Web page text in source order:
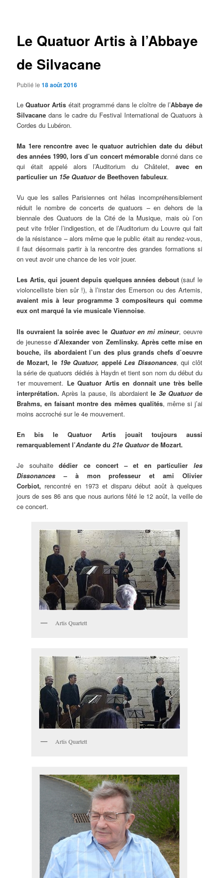
Le Quatuor Artis à l’Abbaye
de Silvacane
Publié le18 août 2016
LeQuatuor Artis était programmé dans le cloître de l’Abbaye de
Silvacane dans le cadre du Festival International de Quatuors à
Cordes du Lubéron.
Ma 1ere rencontre avec le quatuor autrichien date du début
des années 1990, lors d’un concert mémorable donné dans ce
qui était appelé alors l’Auditorium du Châtelet, avec en
particulier un 15e Quatuorde Beethoven fabuleux.
Vu que les salles Parisiennes ont hélas incompréhensiblement
réduit le nombre de concerts de quatuors – en dehors de la
biennale des Quatuors de la Cité de la Musique, mais où l’on
peut vite frôler l’indigestion, et de l’Auditorium du Louvre qui fait
de la résistance – alors même que le public était au rendez-vous,
il faut désormais partir à la rencontre des grandes formations si
on veut avoir une chance de les voir jouer.
Les Artis, qui jouent depuis quelques années debout(sauf le
violoncelliste bien sûr !), à l’instar des Emerson ou des Artemis,
avaient mis à leur programme 3 compositeurs qui comme
eux ont marqué la vie musicale Viennoise.
Ils ouvraient la soirée avec le Quatuor en mi mineur, oeuvre
de jeunessed’Alexander von Zemlinsky. Après cette mise en
bouche, ils abordaient l’un des plus grands chefs d’oeuvre
de Mozart, le 19e Quatuor, appeléLes Dissonances, qui clôt
la série de quatuors dédiés à Haydn et tient son nom du début du
1er mouvement. Le Quatuor Artis en donnait une très belle
interprétation.Après la pause, ils abordaient le 3e Quatuorde
Brahms, en faisant montre des mêmes qualités, même si j’ai
moins accroché sur le 4e mouvement.
En bis le Quatuor Artis jouait toujours aussi
remarquablement l’Andante du21e Quatuorde Mozart.
Je souhaitedédier ce concert – et en particulier les
Dissonances – à mon professeur et ami Olivier
Corbiot, rencontré en 1973 et disparu début août à quelques
jours de ses 86 ans que nous aurions fêté le 12 août, la veille de
ce concert.
Artis Quartett
Artis Quartett